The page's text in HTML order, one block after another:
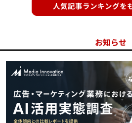
人気記事ランキングを
お知らせ